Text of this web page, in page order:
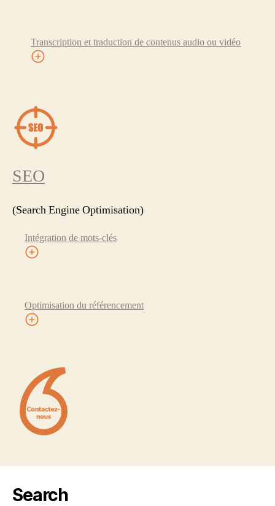
Transcription et traduction de contenus audio ou vidéo
SEO
(Search Engine Optimisation)
Intégration de mots-clés
Optimisation du référencement
Search